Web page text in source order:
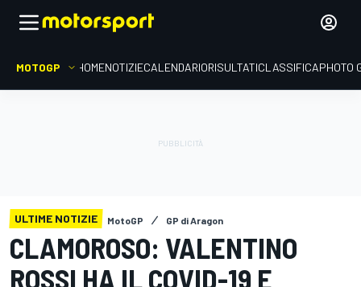
MOTOGP HOMENOTIZIECALENDARIORISULTATICLASSIFICAPHOTO
ULTIME NOTIZIE MotoGP GP di Aragon
CLAMOROSO: VALENTINO
ROSSI HA IL COVID-19 E